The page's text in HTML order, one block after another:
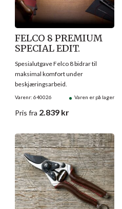
FELCO 8 PREMIUM
SPECIAL EDIT.
Varenr: 640026 Varen er på lager
Spesialutgave Felco 8 bidrar til
maksimal komfort under
beskjæringsarbeid.
Pris fra 2.839 kr